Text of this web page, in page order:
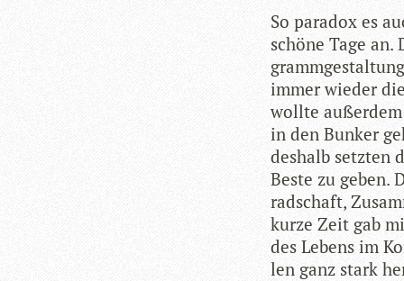
So para­dox es
schöne Tage
immer wie­der
wollte
in den Bun­ker
des­halb setz­ten
Beste zu geben.
rad­schaft,
kurze Zeit gab
des Lebens im
len ganz stark